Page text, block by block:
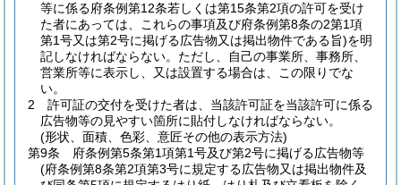
等に係る府条例第12条若しくは第15条第2項の許可を受け
た者にあっては、これらの事項及び府条例第8条の2第1項
第1号又は第2号に掲げる広告物又は掲出物件である旨)を明
記しなければならない。 ただし、自己の事業所、事務所、
営業所等に表示し、又は設置する場合は、この限りでな
い。
2
許可証の交付を受けた者は、当該許可証を当該許可に係る
広告物等の見やすい箇所に貼付しなければならない。
(形状、面積、色彩、意匠その他の表示方法)
第9条
府条例第5条第1項第1号及び第2号に掲げる広告物等
(府条例第8条第2項第3号に規定する広告物又は掲出物件及